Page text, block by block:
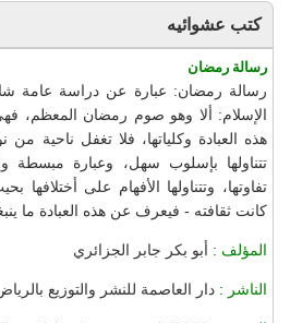
كتب عشوائيه
رسالة رمضان
رسالة رمضان: عبارة عن دراسة عامة
الإسلام: ألا وهو صوم رمضان المعظم،
هذه العبادة وكلياتها، فلا تغفل ناحية من
تتناولها بإسلوب سهل، وعبارة مبسطة
تفاوتها، وتتناولها الأفهام على
كانت ثقافته - فيعرف عن هذه العبادة ما
المؤلف : أبو بكر جابر الجزائري
الناشر : دار العاصمة للنشر والتوزيع